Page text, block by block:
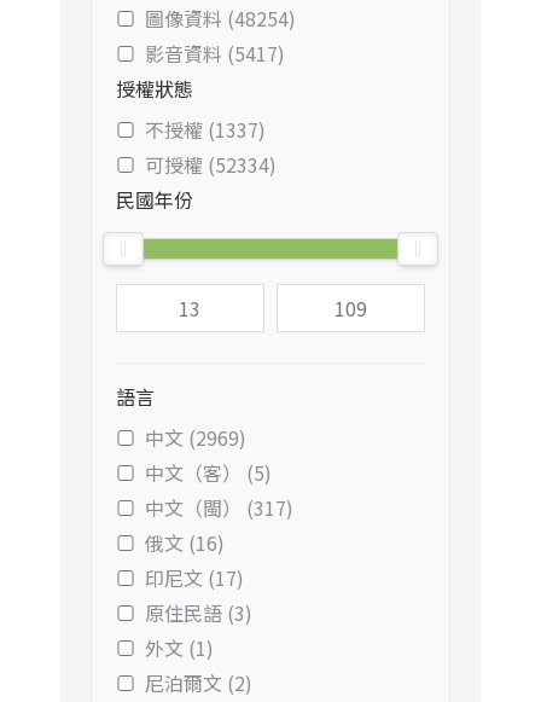
圖像資料 (48254)
影音資料 (5417)
授權狀態
不授權 (1337)
可授權 (52334)
民國年份
語言
中文 (2969)
中文（客） (5)
中文（閩） (317)
俄文 (16)
印尼文 (17)
原住民語 (3)
外文 (1)
尼泊爾文 (2)